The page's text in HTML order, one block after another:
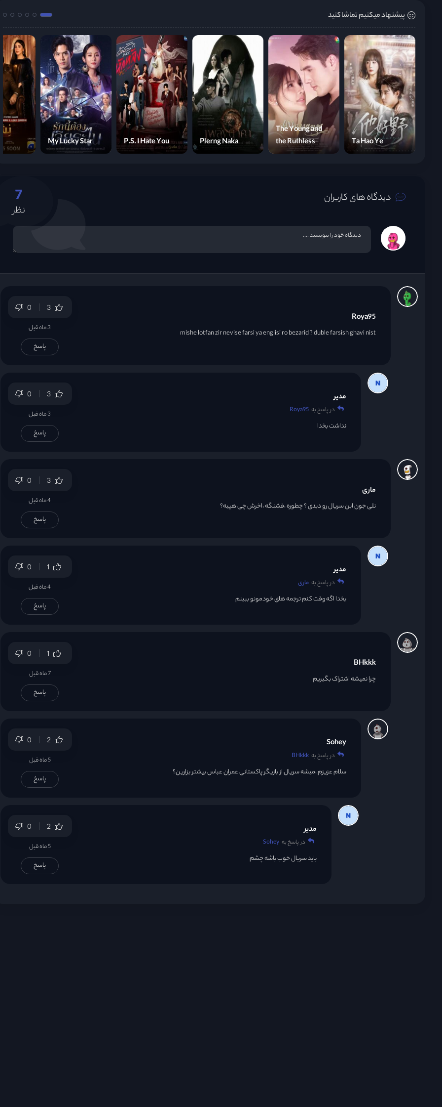
پیشنهاد میکنیم تماشا کنید
Ta Hao Ye
The Young and
the Ruthless
Plerng Naka
P.S. I Hate You
My Lucky Star
دیدگاه های کاربران 7
نظر
Roya95
mishe lotfan zir nevise farsi ya englisi ro bezarid ? duble farsish ghavi nist
0 3
3 ماه قبل
پاسخ
مدیر
در پاسخ به Roya95
نداشت بخدا
0 3
3 ماه قبل
پاسخ
ماری
نلی جون این سریال رو دیدی ؟ چطوره ،قشنگه ،اخرش چی هپیه؟
0 3
4 ماه قبل
پاسخ
مدیر
در پاسخ به ماری
بخدا اگه وقت کنم ترجمه های خودمونو ببینم
0 1
4 ماه قبل
پاسخ
BHkkk
چرا نمیشه اشتراک بگیریم
0 1
7 ماه قبل
پاسخ
Sohey
در پاسخ به BHkkk
سلام عزیزم ،میشه سریال از بازیگر پاکستانی عمران عباس بیشتر بزارین؟
0 2
5 ماه قبل
پاسخ
مدیر
در پاسخ به Sohey
باید سریال خوب باشه چشم
0 2
5 ماه قبل
پاسخ